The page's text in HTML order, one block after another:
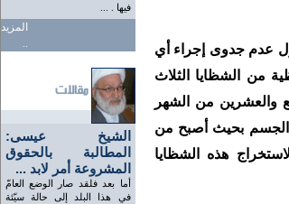
فيها . ...
المزيد
..
الشيخ عيسى:
المطالبة بالحقوق
المشروعة أمر لابد ...
أما بعد فلقد صار الوضع العامّ
في هذا البلد إلى حالة سيّئة
عدم جدوى إجراء أي
من الشظايا الثلاث
والعشرين من الشهر
الجسم بحيث أصبح من
هذه الشظايا